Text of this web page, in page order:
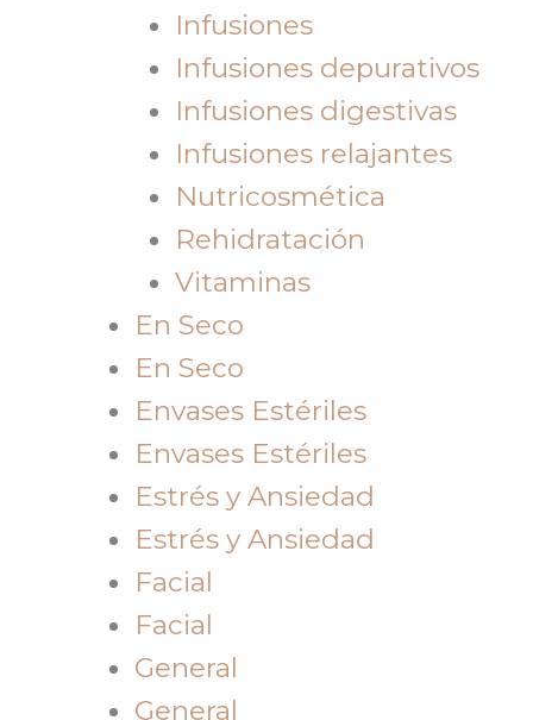
Infusiones
Infusiones depurativos
Infusiones digestivas
Infusiones relajantes
Nutricosmética
Rehidratación
Vitaminas
En Seco
En Seco
Envases Estériles
Envases Estériles
Estrés y Ansiedad
Estrés y Ansiedad
Facial
Facial
General
General